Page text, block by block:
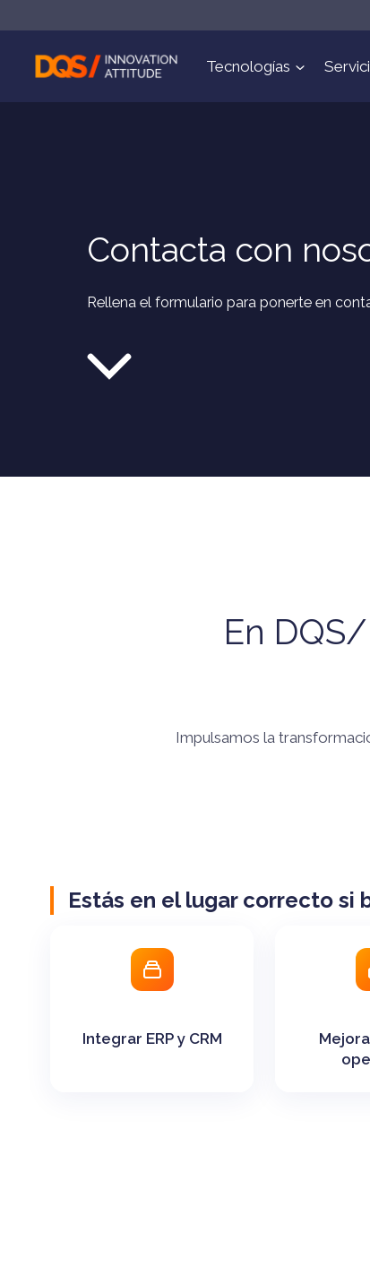
al
contenido
Tecnologías
Contacta con
Rellena el formulario para ponerte en
En
Impulsamos la
Estás en el lugar correcto si
Integrar ERP y CRM